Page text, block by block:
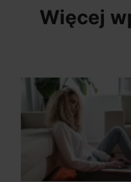
Więcej